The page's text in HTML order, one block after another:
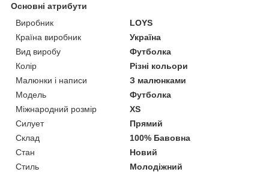
Основні атрибути
Виробник
LOYS
Країна виробник
Україна
Вид виробу
Футболка
Колір
Різні кольори
Малюнки і написи
З малюнками
Модель
Футболка
Міжнародний розмір
XS
Силует
Прямий
Склад
100% Бавовна
Стан
Новий
Стиль
Молодіжний